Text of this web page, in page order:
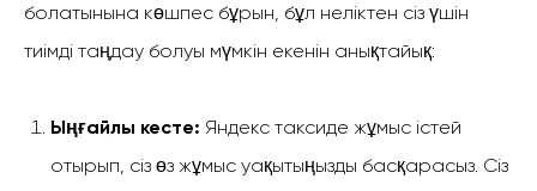
болатынына көшпес бұрын, бұл неліктен сіз үшін
тиімді таңдау болуы мүмкін екенін анықтайық:
Ыңғайлы кесте: Яндекс таксиде жұмыс істей
отырып, сіз өз жұмыс уақытыңызды басқарасыз. Сіз